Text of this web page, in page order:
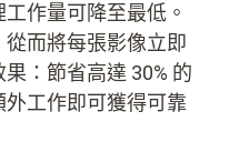
作量可降至最低。
而將每張影像立即
：節省高達 30% 的
工作即可獲得可靠